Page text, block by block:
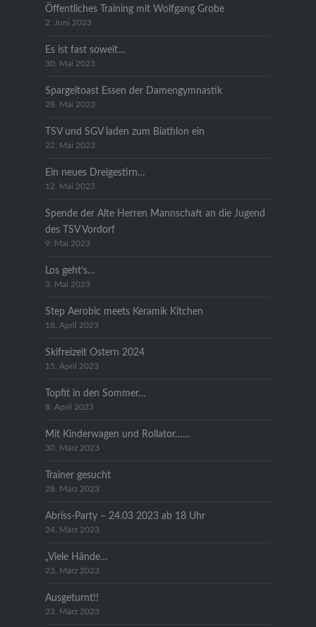
Öffentliches Training mit Wolfgang Grobe
2. Juni 2023
Es ist fast soweit…
30. Mai 2023
Spargeltoast Essen der Damengymnastik
28. Mai 2023
TSV und SGV laden zum Biathlon ein
22. Mai 2023
Ein neues Dreigestirn…
12. Mai 2023
Spende der Alte Herren Mannschaft an die Jugend
des TSV Vordorf
9. Mai 2023
Los geht’s…
3. Mai 2023
Step Aerobic meets Keramik Kitchen
18. April 2023
Skifreizeit Ostern 2024
15. April 2023
Topfit in den Sommer…
8. April 2023
Mit Kinderwagen und Rollator……
30. März 2023
Trainer gesucht
28. März 2023
Abriss-Party – 24.03 2023 ab 18 Uhr
24. März 2023
„Viele Hände…
23. März 2023
Ausgeturnt!!
23. März 2023